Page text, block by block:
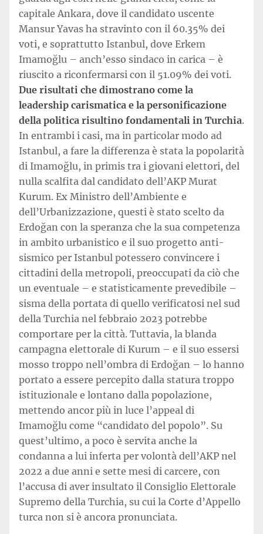
capitale Ankara, dove il candidato uscente
Mansur Yavas ha stravinto con il 60.35% dei
voti, e soprattutto Istanbul, dove Erkem
Imamoğlu – anch’esso sindaco in carica – è
riuscito a riconfermarsi con il 51.09% dei voti.
Due risultati che dimostrano come la
leadership carismatica e la personificazione
della politica risultino fondamentali in Turchia.
In entrambi i casi, ma in particolar modo ad
Istanbul, a fare la differenza è stata la popolarità
di Imamoğlu, in primis tra i giovani elettori, del
nulla scalfita dal candidato dell’AKP Murat
Kurum. Ex Ministro dell’Ambiente e
dell’Urbanizzazione, questi è stato scelto da
Erdoğan con la speranza che la sua competenza
in ambito urbanistico e il suo progetto anti-
sismico per Istanbul potessero convincere i
cittadini della metropoli, preoccupati da ciò che
un eventuale – e statisticamente prevedibile –
sisma della portata di quello verificatosi nel sud
della Turchia nel febbraio 2023 potrebbe
comportare per la città. Tuttavia, la blanda
campagna elettorale di Kurum – e il suo essersi
mosso troppo nell’ombra di Erdoğan – lo hanno
portato a essere percepito dalla statura troppo
istituzionale e lontano dalla popolazione,
mettendo ancor più in luce l’appeal di
Imamoğlu come “candidato del popolo”. Su
quest’ultimo, a poco è servita anche la
condanna a lui inferta per volontà dell’AKP nel
2022 a due anni e sette mesi di carcere, con
l’accusa di aver insultato il Consiglio Elettorale
Supremo della Turchia, su cui la Corte d’Appello
turca non si è ancora pronunciata.